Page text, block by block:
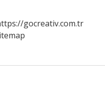
gocreativ.com.tr